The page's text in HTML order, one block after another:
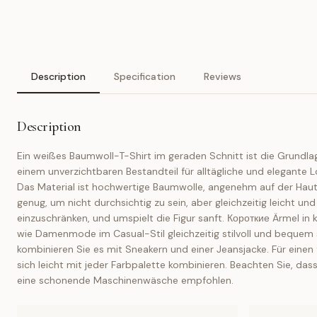
Description Specification Reviews
Description
Ein weißes Baumwoll-T-Shirt im geraden Schnitt ist die
einem unverzichtbaren Bestandteil für alltägliche und elegante
Das Material ist hochwertige Baumwolle, angenehm auf der
genug, um nicht durchsichtig zu sein, aber gleichzeitig leicht
einzuschränken, und umspielt die Figur sanft. Короткие Ärmel
wie Damenmode im Casual-Stil gleichzeitig stilvoll und
kombinieren Sie es mit Sneakern und einer Jeansjacke. Für
sich leicht mit jeder Farbpalette kombinieren. Beachten Sie,
eine schonende Maschinenwäsche empfohlen.